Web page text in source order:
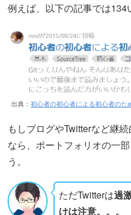
例えば、以下の記事では
出典：初心者の初心者による初心者のた
もしブログやTwitterなど継
なら、ポートフォリオの一
う。
ただTwitterは過
けは注意。。。